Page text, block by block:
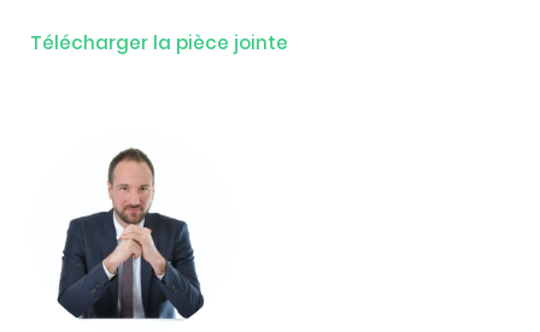
Télécharger la pièce jointe